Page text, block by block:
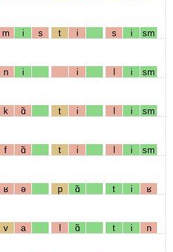
m i s t i s i sm
n i i l i sm
k ɑ̃ t i l i sm
f ɑ̃ t i l i sm
ʁ ə p ɑ̃ t i ʁ
v a l ɑ̃ t i n